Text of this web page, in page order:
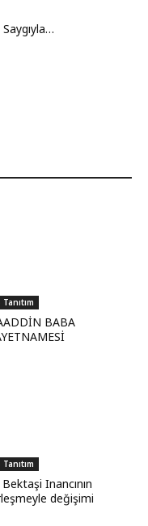
Saygıyla…
BABA
Inancının
değişimi